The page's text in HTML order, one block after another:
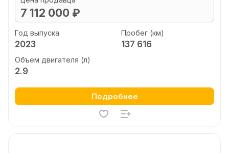
7 112 000 ₽
Год выпуска
2023
Пробег (км)
137 616
Объем двигателя (л)
2.9
Подробнее